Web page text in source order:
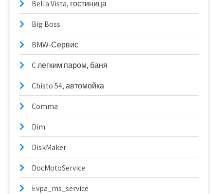
Bella Vista, гостиница
Big Boss
BMW-Сервис
C легким паром, баня
Chisto 54, автомойка
Comma
Dim
DiskMaker
DocMotoService
Evpa_ms_service